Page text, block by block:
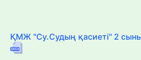
ҚМЖ "Су.Судың қасиеті" 2